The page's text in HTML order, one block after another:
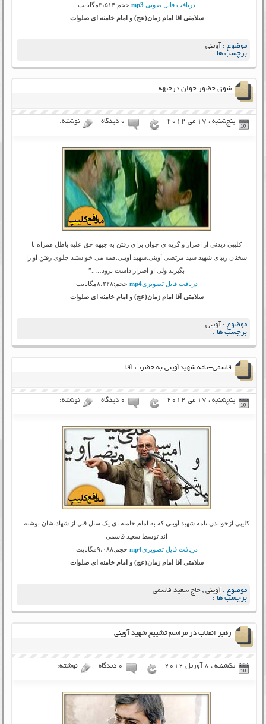
دریافت فایل صوتی mp3حجم:۳،۵۱۴مگابایت
سلامتی اقا امام زمان(عج) و امام خامنه ای صلوات
موضوع : آوینی
برچسب ها :
شوق حضور جوان درجبهه
پنج‌شنبه ، 17 می 2012 ۰ دیدگاه نوشته:
کلیپی دیدنی از اصرار و گریه ی جوان برای رفتن به جبهه حق علیه باطل همراه با
سخنان زیبای شهید سید مرتضی آوینی:شهید آوینی:همه می خواستند جلوی رفتن او را
بگیرند ولی او اصرار داشت برود…..”
دریافت فایل تصویریmp4 حجم:۸،۲۲۸مگابایت
سلامتی آقا امام زمان(عج) و امام خامنه ای صلوات
موضوع : آوینی
برچسب ها :
قاسمی-نامه شهیدآوینی به حضرت آقا
پنج‌شنبه ، 17 می 2012 ۰ دیدگاه نوشته:
کلیپی ازخواندن نامه شهید آوینی که به امام خامنه ای یک سال قبل از شهادتشان نوشته
اند توسط سعید قاسمی
دریافت فایل تصویریmp4 حجم:۹،۰۸۸مگابایت
سلامتی آقا امام زمان(عج) و امام خامنه ای صلوات
موضوع : آوینی ,حاج سعید قاسمی
برچسب ها :
رهبر انقلاب در مراسم تشییع شهید آوینی
یکشنبه ، 8 آوریل 2012 ۰ دیدگاه نوشته: